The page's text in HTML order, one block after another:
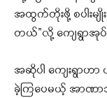
အထွက်တိုးဖို့ စပါးမ
တယ်”လို့ ကျေရွာအုပ်
အဆိုပါ ကျေးရွာဟ
ခဲ့ကြပေမယ့် အာဏာ